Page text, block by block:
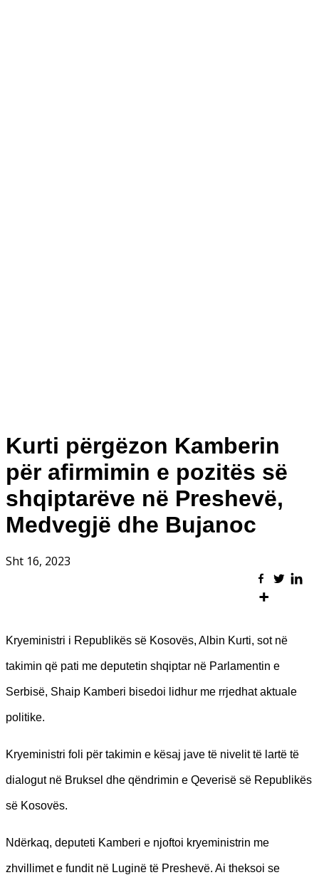
Kurti përgëzon Kamberin
për afirmimin e pozitës së
shqiptarëve në Preshevë,
Medvegjë dhe Bujanoc
Sht 16, 2023
Kryeministri i Republikës së Kosovës, Albin Kurti, sot në
takimin që pati me deputetin shqiptar në Parlamentin e
Serbisë, Shaip Kamberi bisedoi lidhur me rrjedhat aktuale
politike.
Kryeministri foli për takimin e kësaj jave të nivelit të lartë të
dialogut në Bruksel dhe qëndrimin e Qeverisë së Republikës
së Kosovës.
Ndërkaq, deputeti Kamberi e njoftoi kryeministrin me
zhvillimet e fundit në Luginë të Preshevë. Ai theksoi se